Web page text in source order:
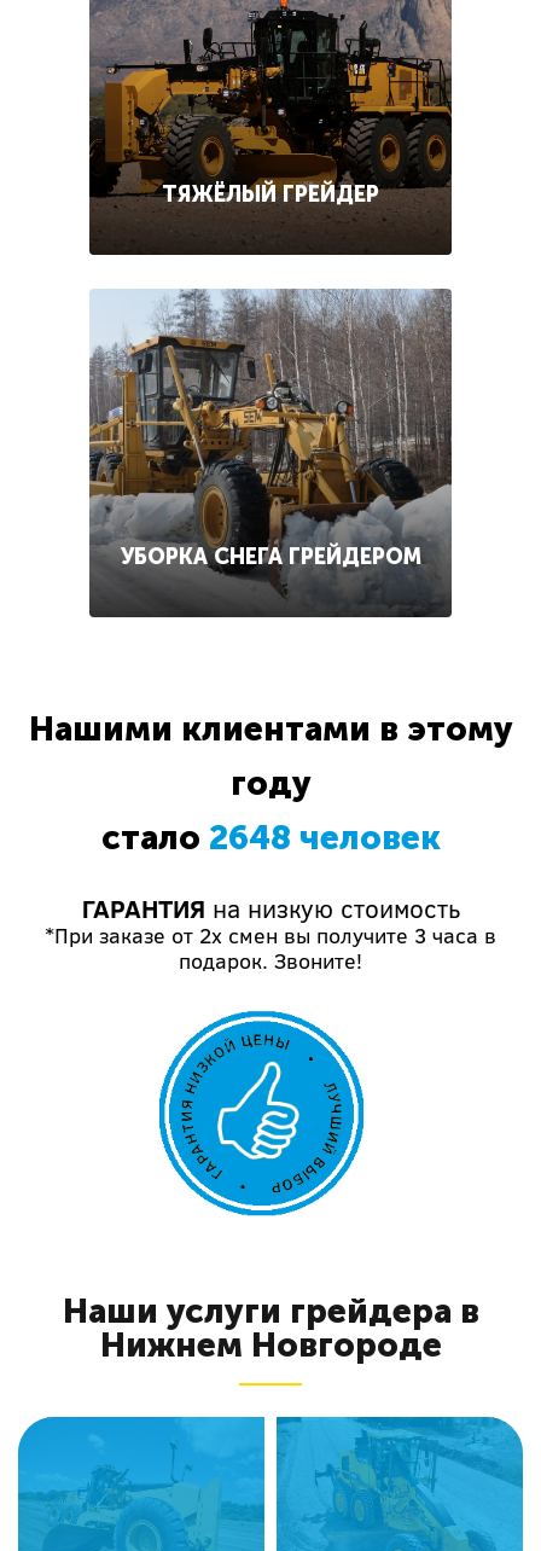
ТЯЖЁЛЫЙ ГРЕЙДЕР
УБОРКА СНЕГА ГРЕЙДЕРОМ
Нашими клиентами в этому
году
стало 2648 человек
ГАРАНТИЯ на низкую стоимость
*При заказе от 2х смен вы получите 3 часа в
подарок. Звоните!
Наши услуги грейдера в
Нижнем Новгороде